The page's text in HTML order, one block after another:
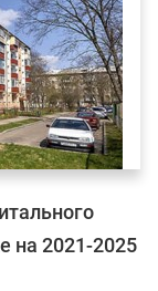
на 2021-2025